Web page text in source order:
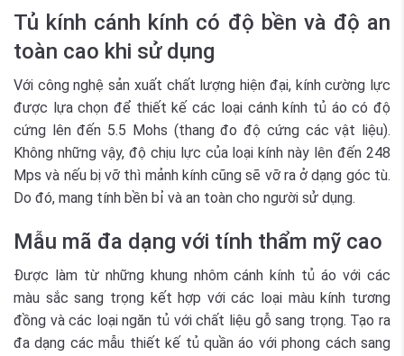
Tủ kính cánh kính có độ bền và độ an
toàn cao khi sử dụng
Với công nghệ sản xuất chất lượng hiện đại, kính cường lực
được lựa chọn để thiết kế các loại cánh kính tủ áo có độ
cứng lên đến 5.5 Mohs (thang đo độ cứng các vật liệu).
Không những vậy, độ chịu lực của loại kính này lên đến 248
Mps và nếu bị vỡ thì mảnh kính cũng sẽ vỡ ra ở dạng góc tù.
Do đó, mang tính bền bỉ và an toàn cho người sử dụng.
Mẫu mã đa dạng với tính thẩm mỹ cao
Được làm từ những khung nhôm cánh kính tủ áo với các
màu sắc sang trọng kết hợp với các loại màu kính tương
đồng và các loại ngăn tủ với chất liệu gỗ sang trọng. Tạo ra
đa dạng các mẫu thiết kế tủ quần áo với phong cách sang